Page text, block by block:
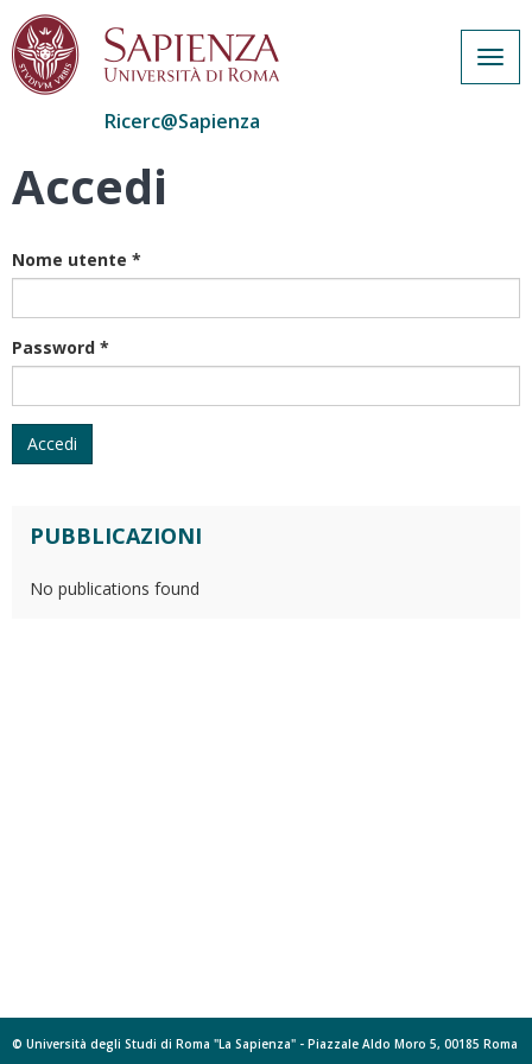
Salta
Ricerc@Sapienza
Accedi
Nome utente *
Password *
Accedi
PUBBLICAZIONI
No publications found
© Università degli Studi di Roma "La Sapienza" - Piazzale Aldo Moro 5, 00185 Roma